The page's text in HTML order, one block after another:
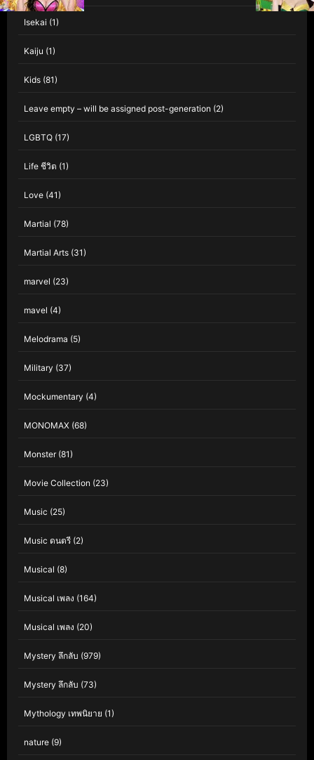
Isekai (1)
Kaiju (1)
Kids (81)
Leave empty – will be assigned post-generation (2)
LGBTQ (17)
Life ชีวิต (1)
Love (41)
Martial (78)
Martial Arts (31)
marvel (23)
mavel (4)
Melodrama (5)
Military (37)
Mockumentary (4)
MONOMAX (68)
Monster(81)
Movie Collection (23)
Music (25)
Music ดนตรี (2)
Musical (8)
Musical เพลง (164)
Musical เพลง (20)
Mystery ลึกลับ (979)
Mystery ลึกลับ (73)
Mythology เทพนิยาย (1)
nature (9)